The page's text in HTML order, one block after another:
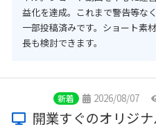
益化を達成。これまで警告等な
一部投稿済みです。ショート素
長も検討できます。
新着 2026/08/07
開業すぐのオリジ